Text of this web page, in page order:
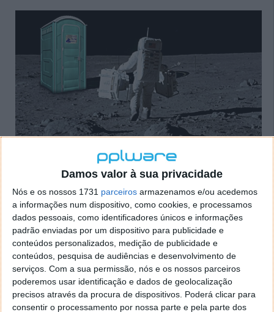
Damos valor à sua privacidade
Nós e os nossos 1731 parceiros armazenamos e/ou acedemos
a informações num dispositivo, como cookies, e processamos
dados pessoais, como identificadores únicos e informações
padrão enviadas por um dispositivo para publicidade e
conteúdos personalizados, medição de publicidade e
conteúdos, pesquisa de audiências e desenvolvimento de
serviços. Com a sua permissão, nós e os nossos parceiros
poderemos usar identificação e dados de geolocalização
precisos através da procura de dispositivos. Poderá clicar para
consentir o processamento por nossa parte e pela parte dos
Cientistas querem usar uma ‘serpente
gigante’ para limpar os oceanos
10 SET 2018·CIÊNCIA 22 COMENTÁRIOS
O planeta Terra está com vários problemas
ambientais gravíssimos, não precisamos já de
estudos científicos para perceber que o ar que